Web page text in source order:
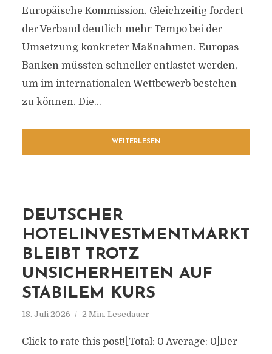
Europäische Kommission. Gleichzeitig fordert
der Verband deutlich mehr Tempo bei der
Umsetzung konkreter Maßnahmen. Europas
Banken müssten schneller entlastet werden,
um im internationalen Wettbewerb bestehen
zu können. Die...
WEITERLESEN
DEUTSCHER
HOTELINVESTMENTMARKT
BLEIBT TROTZ
UNSICHERHEITEN AUF
STABILEM KURS
18. Juli 2026 2 Min. Lesedauer
Click to rate this post![Total: 0 Average: 0]Der